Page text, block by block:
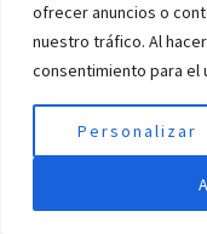
ofrecer anuncios o
nuestro tráfico. Al
consentimiento para el
Personalizar